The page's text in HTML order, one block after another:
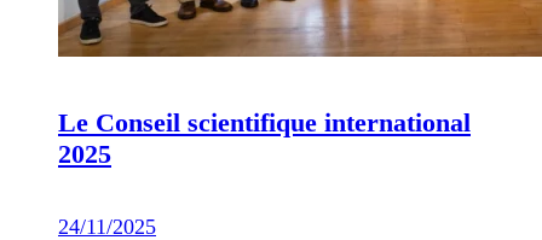
Le Conseil scientifique international
2025
24/11/2025